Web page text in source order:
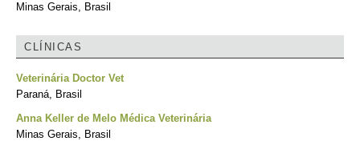
Minas Gerais, Brasil
CLÍNICAS
Veterinária Doctor Vet
Paraná, Brasil
Anna Keller de Melo Médica Veterinária
Minas Gerais, Brasil